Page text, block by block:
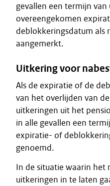
gevallen een termijn
overeengekomen
deblokkeringsdatum als
aangemerkt.
Uitkering voor
Als de expiratie of de
van het overlijden van
uitkeringen uit het
in alle gevallen een
expiratie- of
genoemd.
In de situatie waarin het
uitkeringen in te laten